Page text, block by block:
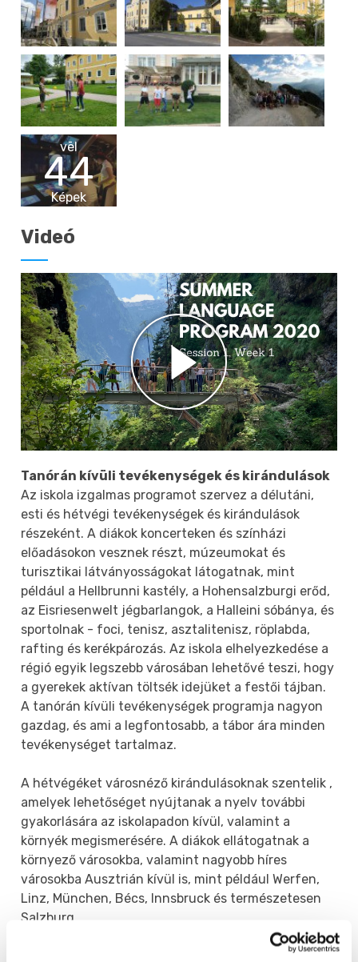
vēl
44
Képek
Videó
Tanórán kívüli tevékenységek és kirándulások
Az iskola izgalmas programot szervez a délutáni,
esti és hétvégi tevékenységek és kirándulások
részeként. A diákok koncerteken és színházi
előadásokon vesznek részt, múzeumokat és
turisztikai látványosságokat látogatnak, mint
például a Hellbrunni kastély, a Hohensalzburgi erőd,
az Eisriesenwelt jégbarlangok, a Halleini sóbánya, és
sportolnak - foci, tenisz, asztalitenisz, röplabda,
rafting és kerékpározás. Az iskola elhelyezkedése a
régió egyik legszebb városában lehetővé teszi, hogy
a gyerekek aktívan töltsék idejüket a festői tájban.
A tanórán kívüli tevékenységek programja nagyon
gazdag, és ami a legfontosabb, a tábor ára minden
tevékenységet tartalmaz.
A hétvégéket városnéző kirándulásoknak szentelik ,
amelyek lehetőséget nyújtanak a nyelv további
gyakorlására az iskolapadon kívül, valamint a
környék megismerésére. A diákok ellátogatnak a
környező városokba, valamint nagyobb híres
városokba Ausztrián kívül is, mint például Werfen,
Linz, München, Bécs, Innsbruck és természetesen
Salzburg.